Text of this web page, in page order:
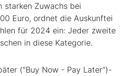
starken Zuwachs bei
Euro, ordnet die Auskunftei
für 2024 ein: Jeder zweite
in diese Kategorie.
("Buy Now - Pay Later")-